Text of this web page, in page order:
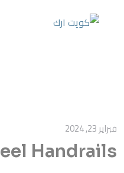
فبراير 23, 2024
Handrails